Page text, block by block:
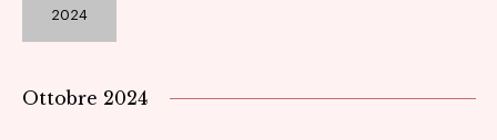
2024
Ottobre 2024